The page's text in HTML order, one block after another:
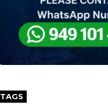
TAGS